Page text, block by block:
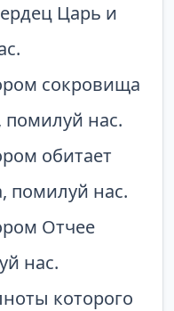
Царь и
сокровища
помилуй нас.
обитает
помилуй нас.
Отчее
нас.
которого